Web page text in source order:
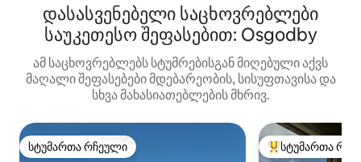
დასასვენებელი საცხოვრებლები
საუკეთესო შეფასებით: Osgodby
ამ საცხოვრებლებს სტუმრებისგან მიღებული აქვს
მაღალი შეფასებები მდებარეობის, სისუფთავისა და
სხვა მახასიათებლების მხრივ.
სტუმართა რჩეული
სტუმართა რჩეული სტუმართა
სტუმართა